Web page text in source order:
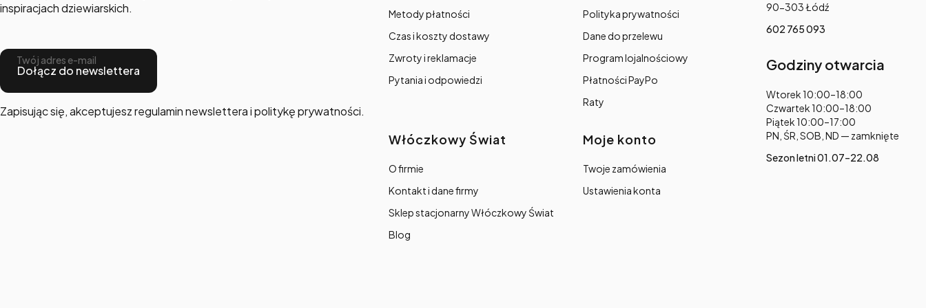
inspiracjach dziewiarskich.
Twój adres e-mail
Dołącz do newslettera
Zapisując się, akceptujesz regulamin newslettera i politykę prywatności.
Metody płatności
Czas i koszty dostawy
Zwroty i reklamacje
Pytania i odpowiedzi
Polityka prywatności
Dane do przelewu
Program lojalnościowy
Płatności PayPo
Raty
Włóczkowy Świat
O firmie
Kontakt i dane firmy
Sklep stacjonarny Włóczkowy Świat
Blog
Moje konto
Twoje zamówienia
Ustawienia konta
90-303 Łódź
602 765 093
Godziny otwarcia
Adres:
Wtorek 10:00–18:00
Czwartek 10:00–18:00
Piątek 10:00–17:00
PN, ŚR, SOB, ND — zamknięte
Sezon letni 01.07–22.08